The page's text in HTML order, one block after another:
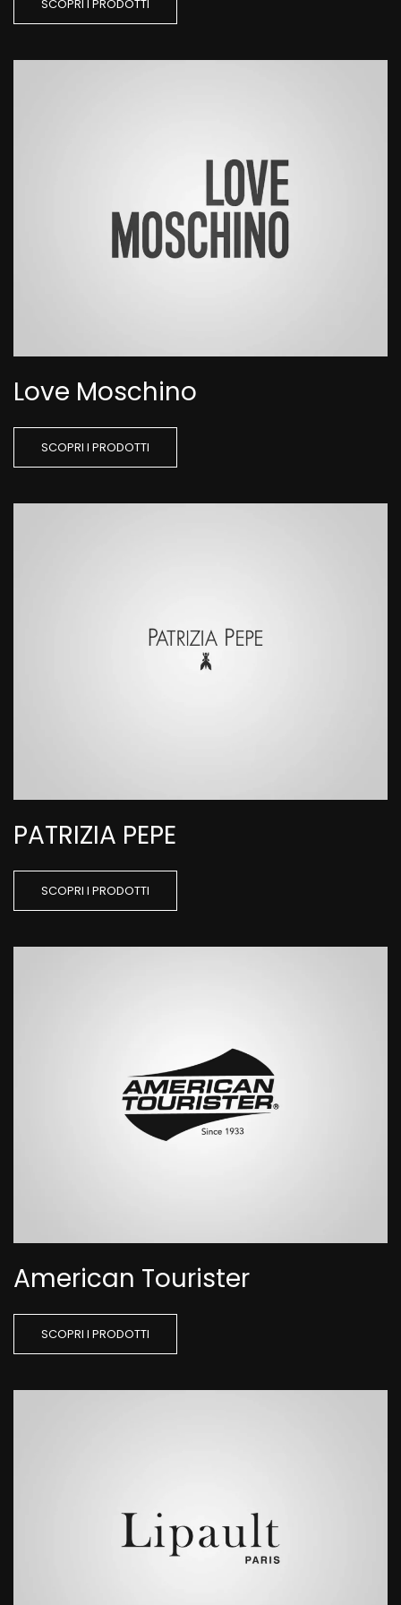
SCOPRI I PRODOTTI
Love Moschino
SCOPRI I PRODOTTI
PATRIZIA PEPE
SCOPRI I PRODOTTI
American Tourister
SCOPRI I PRODOTTI